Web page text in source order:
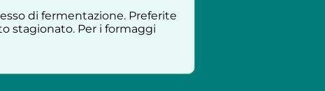
di fermentazione. Preferite
stagionato. Per i formaggi